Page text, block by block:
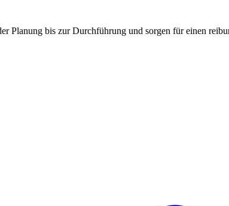
Planung bis zur Durchführung und sorgen für einen